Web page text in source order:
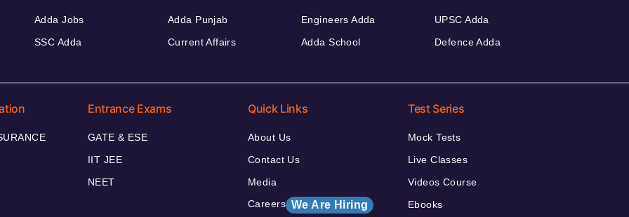
Adda Jobs
SSC Adda
Adda Punjab
Current Affairs
Engineers Adda
Adda School
UPSC Adda
Defence Adda
Entrance Exams
GATE & ESE
IIT JEE
NEET
Quick Links
About Us
Contact Us
Media
Careers We Are Hiring
Test Series
Mock Tests
Live Classes
Videos Course
Ebooks